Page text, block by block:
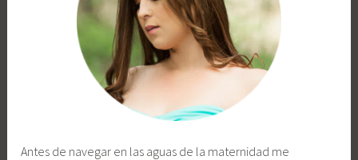
Antes de navegar en las aguas de la maternidad me